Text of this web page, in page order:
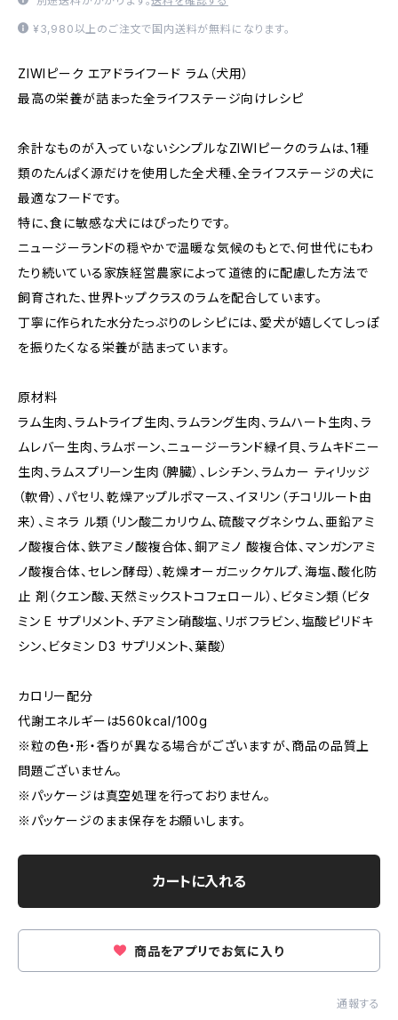
¥3,980以上のご注文で国内送料が無料になります。
ZIWIピーク エアドライフード ラム（犬用）
最高の栄養が詰まった全ライフステージ向けレシピ
余計なものが入っていないシンプルなZIWIピークのラムは、1種
類のたんぱく源だけを使用した全犬種、全ライフステージの犬に
最適なフードです。
特に、食に敏感な犬にはぴったりです。
ニュージーランドの穏やかで温暖な気候のもとで、何世代にもわ
たり続いている家族経営農家によって道徳的に配慮した方法で
飼育された、世界トップクラスのラムを配合しています。
丁寧に作られた水分たっぷりのレシピには、愛犬が嬉しくてしっぽ
を振りたくなる栄養が詰まっています。
原材料
ラム生肉、ラムトライプ生肉、ラムラング生肉、ラムハート生肉、ラ
ムレバー生肉、ラムボーン、ニュージーランド緑イ貝、ラムキドニー
生肉、ラムスプリーン生肉（脾臓）、レシチン、ラムカー ティリッジ
（軟骨）、パセリ、乾燥アップルポマース、イヌリン（チコリルート由
来）、ミネラ ル類（リン酸二カリウム、硫酸マグネシウム、亜鉛アミ
ノ酸複合体、鉄アミノ酸複合体、銅アミノ 酸複合体、マンガンアミ
ノ酸複合体、セレン酵母）、乾燥オーガニックケルプ、海塩、酸化防
止 剤（クエン酸、天然ミックストコフェロール）、ビタミン類（ビタ
ミン E サプリメント、チアミン硝酸塩、リボフラビン、塩酸ピリドキ
シン、ビタミン D3 サプリメント、葉酸）
カロリー配分
代謝エネルギーは560kcal/100g
※粒の色・形・香りが異なる場合がございますが、商品の品質上
問題ございません。
※パッケージは真空処理を行っておりません。
※パッケージのまま保存をお願いします。
カートに入れる
商品をアプリでお気に入り
通報する